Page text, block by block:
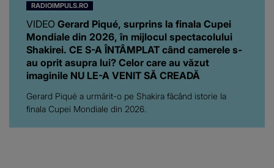
RADIOIMPULS.RO
VIDEO Gerard Piqué, surprins la finala Cupei
Mondiale din 2026, în mijlocul spectacolului
Shakirei. CE S-A ÎNTÂMPLAT când camerele s-
au oprit asupra lui? Celor care au văzut
imaginile NU LE-A VENIT SĂ CREADĂ
Gerard Piqué a urmărit-o pe Shakira făcând istorie la
finala Cupei Mondiale din 2026.